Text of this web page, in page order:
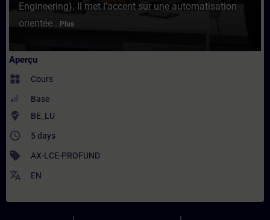
Engineering). Il met l’accent sur une automatisation
orientée... Plus
Aperçu
widgets Cours
Base
where_to_vote BE_LU
access_time 5 days
sell AX-LCE-PROFUND
translate EN